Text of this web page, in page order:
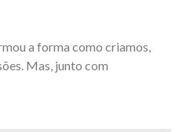
a forma como criamos,
Mas, junto com